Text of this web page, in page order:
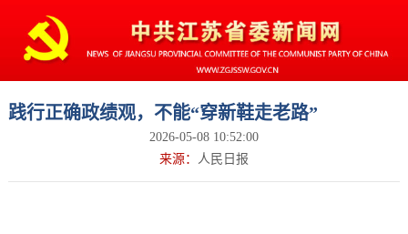
践行正确政绩观，不能“穿新鞋走老路”
2026-05-08 10:52:00
来源：
人民日报